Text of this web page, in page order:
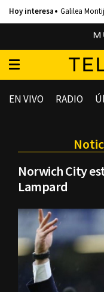
Galilea
EN VIVO RADIO
Norwich City
Lampard